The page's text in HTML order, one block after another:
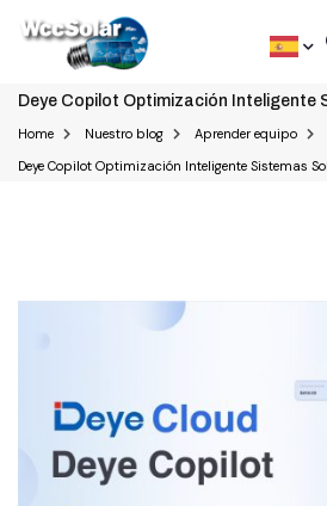
Deye Copilot Optimización Inteligente
Home Nuestro blog
Aprender equipo
Deye Copilot Optimización Inteligente Sistemas